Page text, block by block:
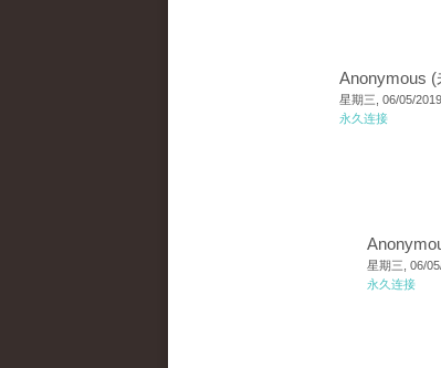
Anonymous (
星期三, 06/05/
永久连接
星期三, 06/
永久连接